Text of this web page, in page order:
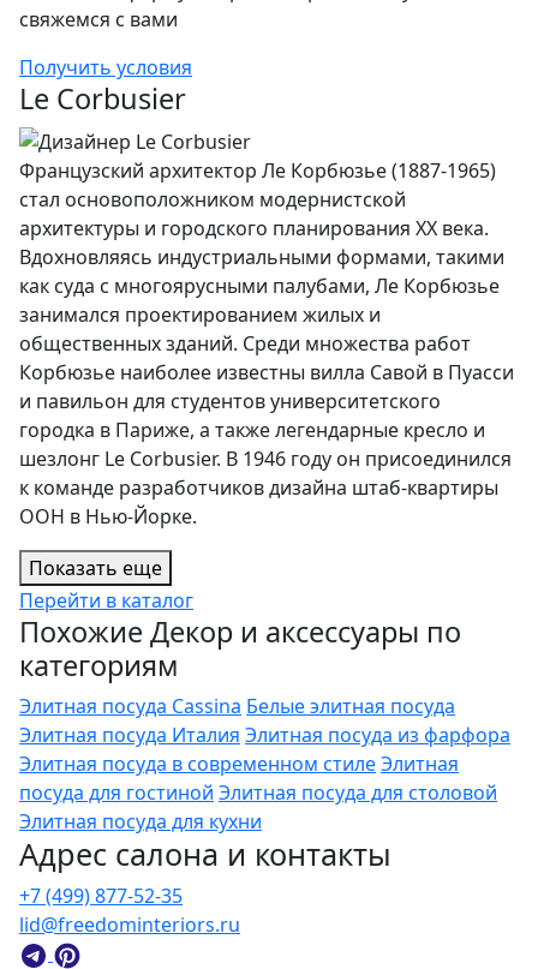
свяжемся с вами
Получить условия
Le Corbusier
Французский архитектор Ле Корбюзье (1887-1965)
стал основоположником модернистской
архитектуры и городского планирования XX века.
Вдохновляясь индустриальными формами, такими
как суда с многоярусными палубами, Ле Корбюзье
занимался проектированием жилых и
общественных зданий. Среди множества работ
Корбюзье наиболее известны вилла Савой в Пуасси
и павильон для студентов университетского
городка в Париже, а также легендарные кресло и
шезлонг Le Corbusier. В 1946 году он присоединился
к команде разработчиков дизайна штаб-квартиры
ООН в Нью-Йорке.
Показать еще
Перейти в каталог
Похожие Декор и аксессуары по
категориям
Элитная посуда Cassina Белые элитная посуда
Элитная посуда Италия Элитная посуда из фарфора
Элитная посуда в современном стилеЭлитная
посуда для гостиной Элитная посуда для столовой
Элитная посуда для кухни
Адрес салона и контакты
+7 (499) 877-52-35
lid@freedominteriors.ru